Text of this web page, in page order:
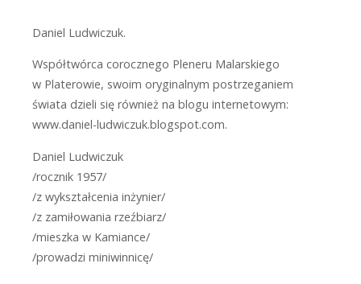
Daniel Ludwiczuk.
Współtwórca corocznego Pleneru Malarskiego
w Platerowie, swoim oryginalnym postrzeganiem
świata dzieli się również na blogu internetowym:
www.daniel-ludwiczuk.blogspot.com.
Daniel Ludwiczuk
/rocznik 1957/
/z wykształcenia inżynier/
/z zamiłowania rzeźbiarz/
/mieszka w Kamiance/
/prowadzi miniwinnicę/